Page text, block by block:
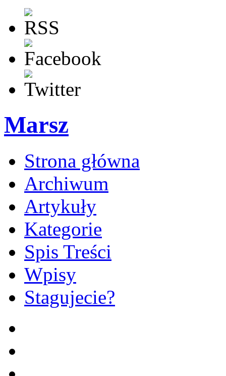
Marsz
Strona główna
Archiwum
Artykuły
Kategorie
Spis Treści
Wpisy
Stagujecie?